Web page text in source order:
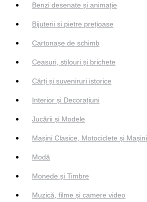
Benzi desenate și animație
Bijuterii si pietre prețioase
Cartonașe de schimb
Ceasuri, stilouri și brichete
Cărți și suveniruri istorice
Interior și Decorațiuni
Jucării și Modele
Mașini Clasice, Motociclete și Mașini
Modă
Monede și Timbre
Muzică, filme și camere video